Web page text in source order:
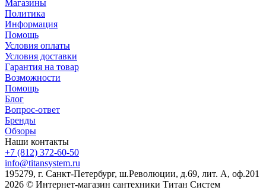
Магазины
Политика
Информация
Помощь
Условия оплаты
Условия доставки
Гарантия на товар
Возможности
Помощь
Блог
Вопрос-ответ
Бренды
Обзоры
Наши контакты
+7 (812) 372-60-50
info@titansystem.ru
195279, г. Санкт-Петербург, ш.Революции, д.69, лит. А, оф.201
2026 © Интернет-магазин сантехники Титан Систем